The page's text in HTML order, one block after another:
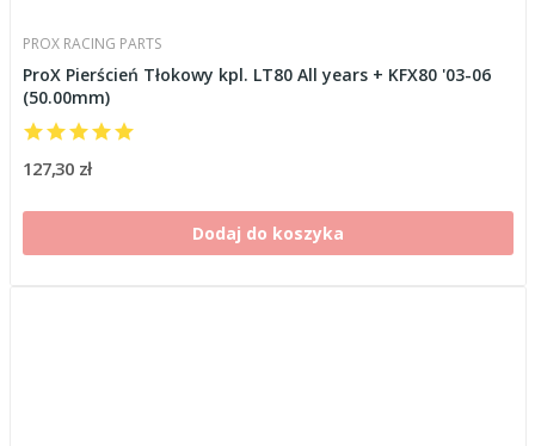
PROX RACING PARTS
ProX Pierścień Tłokowy kpl. LT80 All years + KFX80 '03-06
(50.00mm)
127,30 zł
Dodaj do koszyka